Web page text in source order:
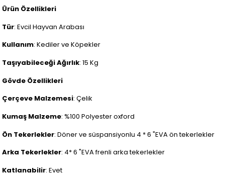
Ürün Özellikleri
Tür: Evcil Hayvan Arabası
Kullanım: Kediler ve Köpekler
Taşıyabileceği Ağırlık: 15 Kg
Gövde Özellikleri
Çerçeve Malzemesi: Çelik
Kumaş Malzeme: %100 Polyester oxford
Ön Tekerlekler: Döner ve süspansiyonlu 4 * 6 "EVA ön tekerlekler
Arka Tekerlekler: 4* 6 "EVA frenli arka tekerlekler
Katlanabilir: Evet